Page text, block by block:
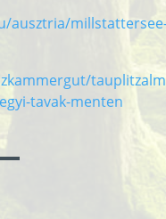
ausztria/
tavak-menten